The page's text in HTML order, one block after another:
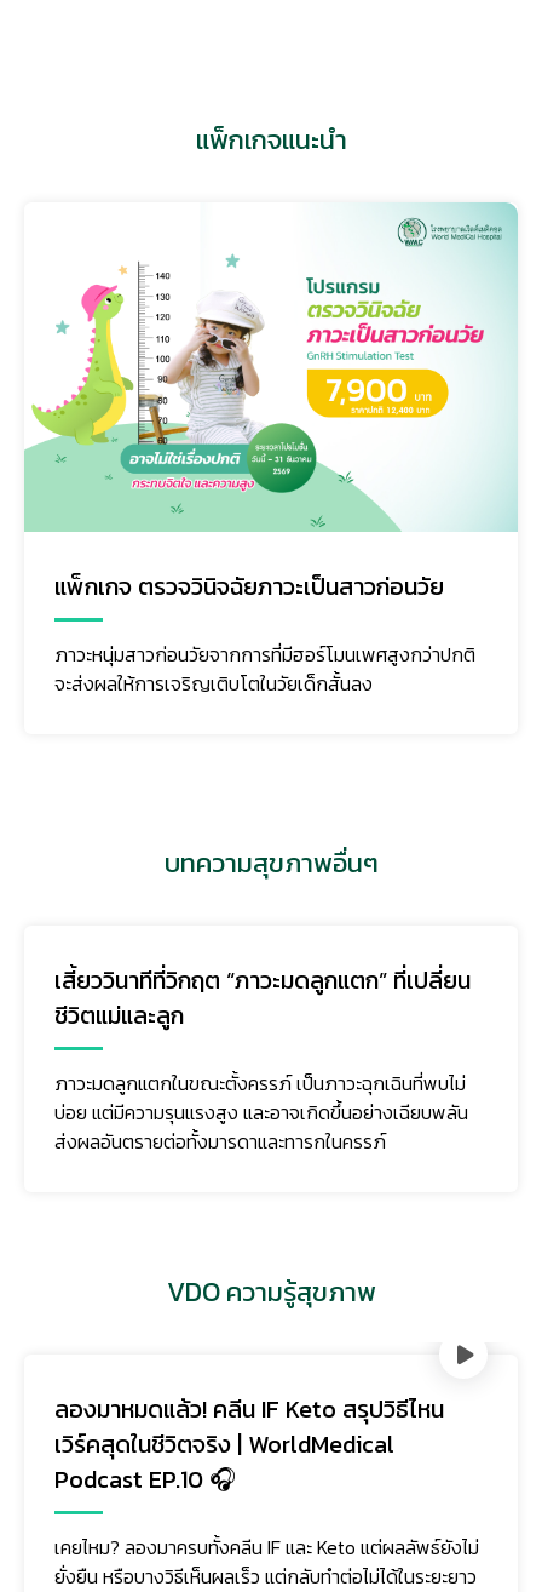
แพ็กเกจแนะนำ
แพ็กเกจ ตรวจวินิจฉัยภาวะเป็นสาวก่อนวัย
ภาวะหนุ่มสาวก่อนวัยจากการที่มีฮอร์โมนเพศสูงกว่าปกติ
จะส่งผลให้การเจริญเติบโตในวัยเด็กสั้นลง
บทความสุขภาพอื่นๆ
เสี้ยววินาทีที่วิกฤต “ภาวะมดลูกแตก” ที่เปลี่ยน
ชีวิตแม่และลูก
ภาวะมดลูกแตกในขณะตั้งครรภ์ เป็นภาวะฉุกเฉินที่พบไม่
บ่อย แต่มีความรุนแรงสูง และอาจเกิดขึ้นอย่างเฉียบพลัน
ส่งผลอันตรายต่อทั้งมารดาและทารกในครรภ์
VDO ความรู้สุขภาพ
ลองมาหมดแล้ว! คลีน IF Keto สรุปวิธีไหน
เวิร์คสุดในชีวิตจริง | WorldMedical
Podcast EP.10 🎧
เคยไหม? ลองมาครบทั้งคลีน IF และ Keto แต่ผลลัพธ์ยังไม่
ยั่งยืน หรือบางวิธีเห็นผลเร็ว แต่กลับทำต่อไม่ได้ในระยะยาว